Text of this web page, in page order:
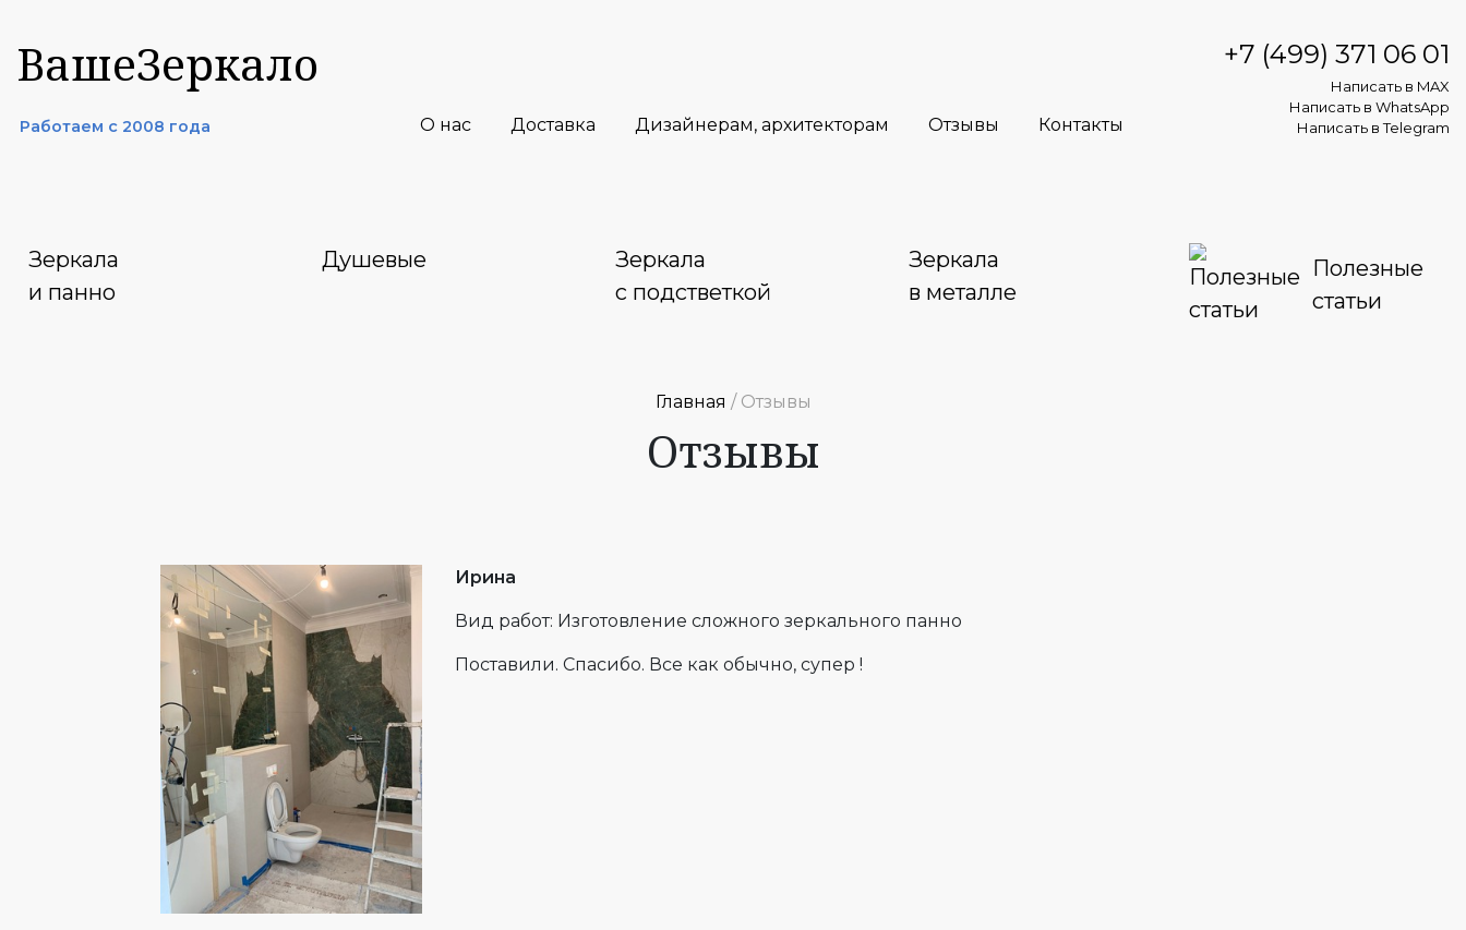
ВашеЗеркало
Работаем с 2008 года О нас Доставка Дизайнерам, архитекторам Отзывы Контакты
+7 (499) 371 06 01
Написать в MAX
Написать в WhatsApp
Написать в Telegram
Зеркала
и панно
Душевые
Зеркала
с подстветкой
Зеркала
в металле
Полезные
статьи
Главная / Отзывы
Отзывы
Ирина
Вид работ: Изготовление сложного зеркального панно
Поставили. Спасибо. Все как обычно, супер !